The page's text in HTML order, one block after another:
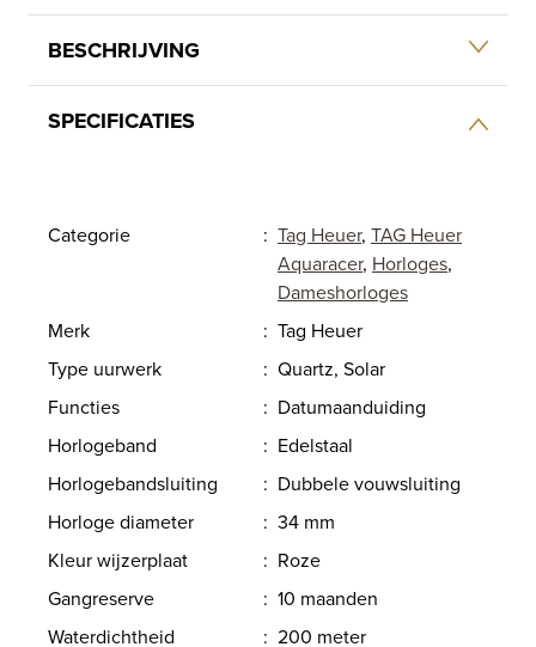
BESCHRIJVING
SPECIFICATIES
Categorie : Tag Heuer, TAG Heuer
Aquaracer, Horloges,
Dameshorloges
Merk
: Tag Heuer
Type uurwerk
: Quartz, Solar
Functies
: Datumaanduiding
Horlogeband
: Edelstaal
Horlogebandsluiting
: Dubbele vouwsluiting
Horloge diameter
: 34 mm
Kleur wijzerplaat
: Roze
Gangreserve
: 10 maanden
Waterdichtheid
: 200 meter